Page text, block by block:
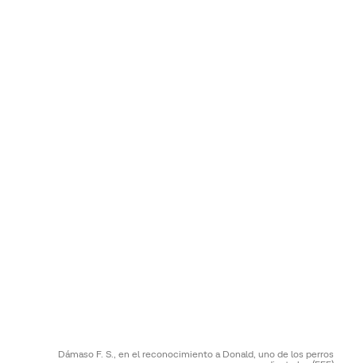
Dámaso F. S., en el reconocimiento a Donald, uno de los perros